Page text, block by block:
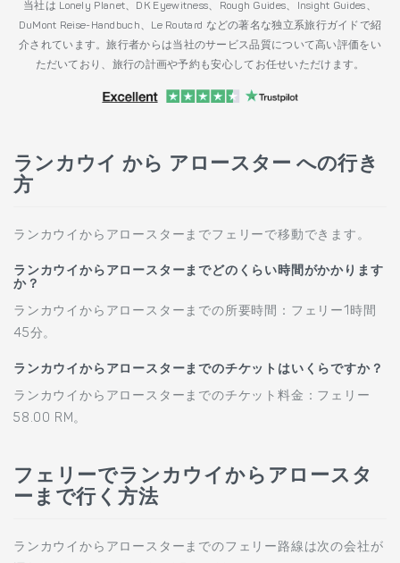
当社は Lonely Planet、DK Eyewitness、Rough Guides、Insight Guides、
DuMont Reise-Handbuch、Le Routard などの著名な独立系旅行ガイドで紹
介されています。旅行者からは当社のサービス品質について高い評価をい
ただいており、旅行の計画や予約も安心してお任せいただけます。
ランカウイ から アロースター への行き
方
ランカウイからアロースターまでフェリーで移動できます。
ランカウイからアロースターまでどのくらい時間がかかります
か？
ランカウイからアロースターまでの所要時間：フェリー1時間
45分。
ランカウイからアロースターまでのチケットはいくらですか？
ランカウイからアロースターまでのチケット料金：フェリー
58.00 RM。
フェリーでランカウイからアロースタ
ーまで行く方法
ランカウイからアロースターまでのフェリー路線は次の会社が